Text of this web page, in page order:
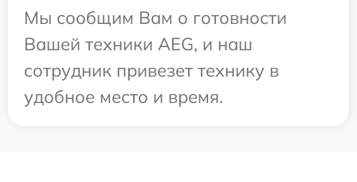
Мы сообщим Вам о готовности
Вашей техники AEG, и наш
сотрудник привезет технику в
удобное место и время.